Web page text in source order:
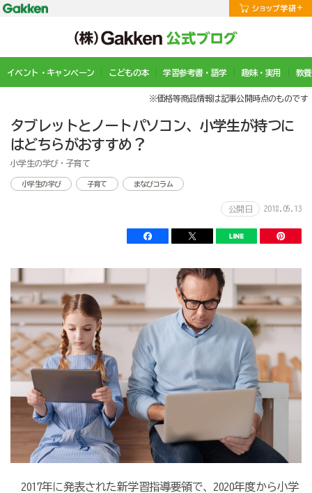
イベント・キャンペーン こどもの本 学習参考書・語学 趣味・実用 教
※価格等商品情報は記事公開時点のものです
タブレットとノートパソコン、小学生が持つに
はどちらがおすすめ？
小学生の学び・子育て
小学生の学び 子育て まなびコラム
公開日 2018.05.13
2017年に発表された新学習指導要領で、2020年度から小学